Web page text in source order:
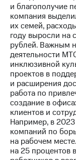
и акционерам
ПАО
"МТС"
Собрания
и благополучие
компания
их семей,
году выросли на
рублей. Важным
деятельности
инклюзивной
проектов в
и расширения
работа по
создание в
клиентов и
Например, в
компаний по
на рабочем
на 25 процентов